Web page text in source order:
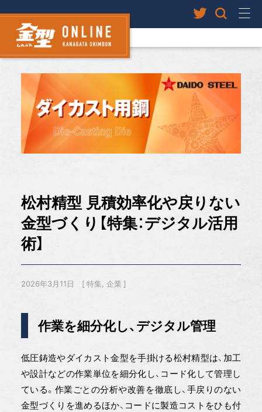
松村精型 見積効率化や戻りない
金型づくり【特集：デジタル活用
術】
2026年3月11日 特集 企業
作業を細分化し、デジタル管理
低圧鋳造やダイカスト金型を手掛ける松村精型は、加工
や設計などの作業単位を細分化し、コード化して管理し
ている。作業ごとの分析や改善を徹底し、手戻りのない
金型づくりを進めるほか、コードに製造コストをひも付